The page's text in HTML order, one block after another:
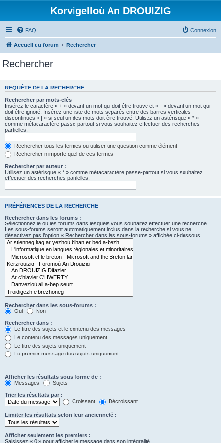
Korvigelloù An DROUIZIG
FAQ Connexion
Accueil du forum Rechercher
Rechercher
REQUÊTE DE LA RECHERCHE
Rechercher par mots-clés :
Insérez le caractère « + » devant un mot qui doit être trouvé et « - » devant un mot qui
doit être ignoré. Insérez une liste de mots séparés entre des barres verticales
discontinues « | » si seul un des mots doit être trouvé. Utilisez un astérisque « * »
comme métacaractère passe-partout si vous souhaitez effectuer des recherches
partielles.
Rechercher tous les termes ou utiliser une question comme élément
Rechercher n’importe quel de ces termes
Rechercher par auteur :
Utilisez un astérisque « * » comme métacaractère passe-partout si vous souhaitez
effectuer des recherches partielles.
PRÉFÉRENCES DE LA RECHERCHE
Rechercher dans les forums :
Sélectionnez le ou les forums dans lesquels vous souhaitez effectuer une recherche.
Les sous-forums seront automatiquement inclus dans la recherche si vous ne
désactivez pas l’option « Rechercher dans les sous-forums » affichée ci-dessous.
Rechercher dans les sous-forums :
Oui
Non
Rechercher dans :
Le titre des sujets et le contenu des messages
Le contenu des messages uniquement
Le titre des sujets uniquement
Le premier message des sujets uniquement
Afficher les résultats sous forme de :
Messages
Sujets
Trier les résultats par :
Croissant
Décroissant
Limiter les résultats selon leur ancienneté :
Afficher seulement les premiers :
Saisissez « 0 » pour afficher le message dans son intégralité.